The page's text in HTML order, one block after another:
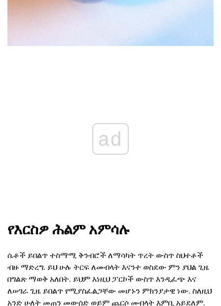
ad
የእርስዎ ሕልም አምሳሉ
ሴቶች ይበልጥ ተስማሚ ቅንብሮች ለማሳካት ጥረት ውስጥ ስህተቶች
ብዙ ማድረግ. ይህ ሁሉ ትርፍ ለመብላት እናንተ ወስደው ምን ያህል ጊዜ
በግልጽ ማወቅ አለበት. ይህም እነዚህ ፓርኮች ውስጥ እንዲፈጭ እና
ለሠገራ ጊዜ ይበልጥ የሚያስፈልጋቸው መሆኑን ምክንያታዊ ነው. ስለዚህ
አንድ ሁለት መጠን መውሰድ ወይም ጨርሶ መብላት እምቢ አይደለም.